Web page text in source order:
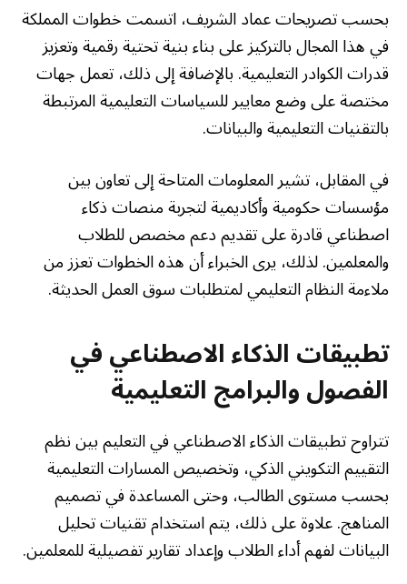
بحسب تصريحات عماد الشريف، اتسمت خطوات المملكة
في هذا المجال بالتركيز على بناء بنية تحتية رقمية وتعزيز
قدرات الكوادر التعليمية. بالإضافة إلى ذلك، تعمل جهات
مختصة على وضع معايير للسياسات التعليمية المرتبطة
بالتقنيات التعليمية والبيانات.
في المقابل، تشير المعلومات المتاحة إلى تعاون بين
مؤسسات حكومية وأكاديمية لتجربة منصات ذكاء
اصطناعي قادرة على تقديم دعم مخصص للطلاب
والمعلمين. لذلك، يرى الخبراء أن هذه الخطوات تعزز من
ملاءمة النظام التعليمي لمتطلبات سوق العمل الحديثة.
تطبيقات الذكاء الاصطناعي في
الفصول والبرامج التعليمية
تتراوح تطبيقات الذكاء الاصطناعي في التعليم بين نظم
التقييم التكويني الذكي، وتخصيص المسارات التعليمية
بحسب مستوى الطالب، وحتى المساعدة في تصميم
المناهج. علاوة على ذلك، يتم استخدام تقنيات تحليل
البيانات لفهم أداء الطلاب وإعداد تقارير تفصيلية للمعلمين.